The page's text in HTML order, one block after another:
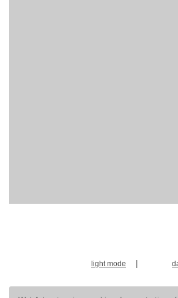
light mode